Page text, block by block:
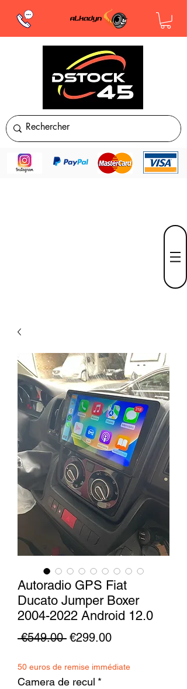
Autoradio GPS Fiat
Ducato Jumper Boxer
2004-2022 Android 12.0
€549.00 Regular
€299.00Sale
50 euros de remise immédiate
Camera de recul *